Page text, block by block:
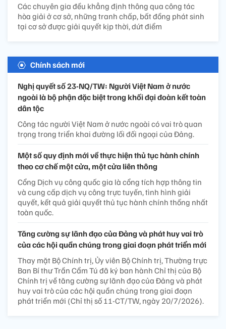
Các chuyên gia đều khẳng định thông qua công tác
hòa giải ở cơ sở, những tranh chấp, bất đồng phát sinh
tại cơ sở được giải quyết kịp thời, dứt điểm
Chính sách mới
Nghị quyết số 23-NQ/TW: Người Việt Nam ở nước
ngoài là bộ phận đặc biệt trong khối đại đoàn kết toàn
dân tộc
Công tác người Việt Nam ở nước ngoài có vai trò quan
trọng trong triển khai đường lối đối ngoại của Đảng.
Một số quy định mới về thực hiện thủ tục hành chính
theo cơ chế một cửa, một cửa liên thông
Cổng Dịch vụ công quốc gia là cổng tích hợp thông tin
và cung cấp dịch vụ công trực tuyến, tình hình giải
quyết, kết quả giải quyết thủ tục hành chính thống nhất
toàn quốc.
Tăng cường sự lãnh đạo của Đảng và phát huy vai trò
của các hội quần chúng trong giai đoạn phát triển mới
Thay mặt Bộ Chính trị, Ủy viên Bộ Chính trị, Thường trực
Ban Bí thư Trần Cẩm Tú đã ký ban hành Chỉ thị của Bộ
Chính trị về tăng cường sự lãnh đạo của Đảng và phát
huy vai trò của các hội quần chúng trong giai đoạn
phát triển mới (Chỉ thị số 11-CT/TW, ngày 20/7/2026).